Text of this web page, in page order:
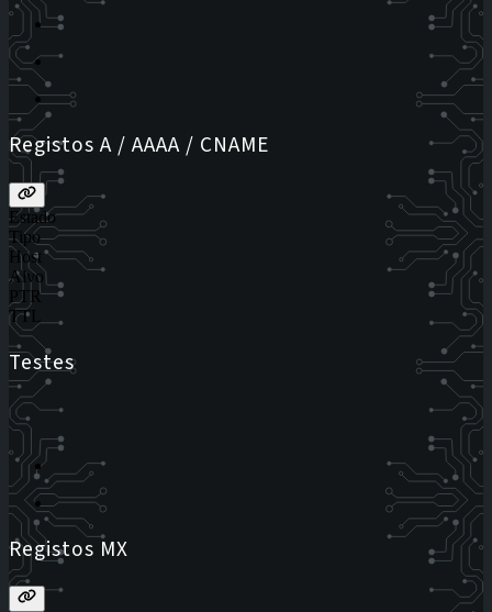
Registos A / AAAA / CNAME
Estado
Tipo
Host
Alvo
PTR
TTL
Testes
Registos MX